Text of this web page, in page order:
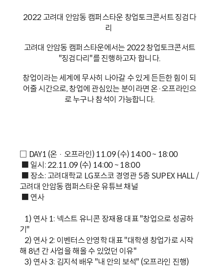
2022 고려대 안암동 캠퍼스타운 창업토크콘서트 징검다
리
고려대 안암동 캠퍼스타운에서는 2022 창업토크콘서트
"징검다리"를 진행하고자 합니다.
창업이라는 세계에 무사히 나아갈 수 있게 든든한 힘이 되
어줄 시간으로, 창업에 관심있는 분이라면 온·오프라인으
로 누구나 참석이 가능합니다.
□ DAY1 (온 · 오프라인) 11.09 (수) 14:00 ~ 18:00
■ 일시: 22.11.09 (수) 14:00 ~ 18:00
■ 장소: 고려대학교 LG포스코 경영관 5층 SUPEX HALL /
고려대 안암동 캠퍼스타운 유튜브 채널
■ 연사
1) 연사 1: 넥스트 유니콘 장재용 대표 "창업으로 성공하
기"
2) 연사 2: 이벤터스 안영학 대표 "대학생 창업가로 시작
해 8년 간 사업을 해올 수 있었던 이유"
3) 연사 3: 김지석 배우 "내 안의 보석" (오프라인 진행)